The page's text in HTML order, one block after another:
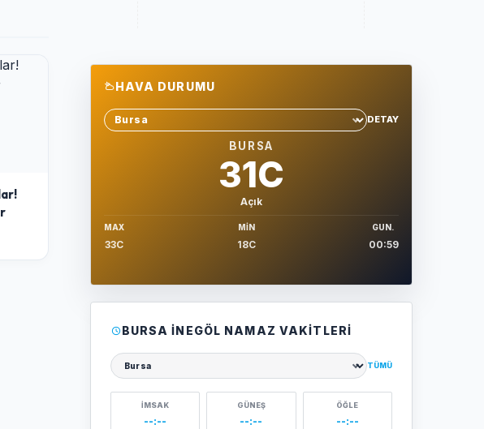
HAVA DURUMU
Sehir sec
DETAY
BURSA
31C
Açık
MAX
33C
MIN
18C
GUN.
00:59
BURSA İNEGÖL NAMAZ VAKITLERI
Şehir seçin
TÜMÜ
İMSAK
--:--
GÜNEŞ
--:--
ÖĞLE
--:--